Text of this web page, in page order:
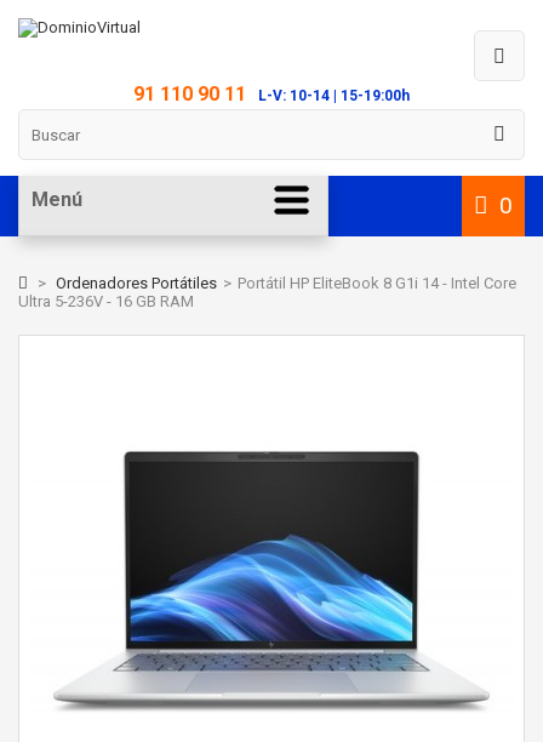
91 110 90 11 L-V: 10-14 | 15-19:00h
0
Menú
> Ordenadores Portátiles > Portátil HP EliteBook 8 G1i 14 - Intel Core
Ultra 5-236V - 16 GB RAM